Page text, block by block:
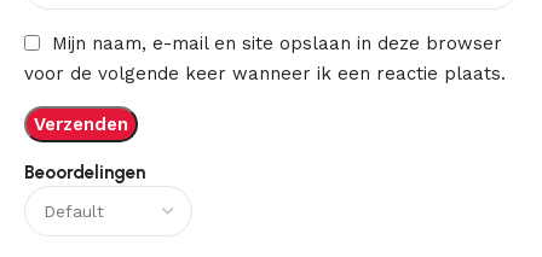
Beoordelingen
Mijn naam, e-mail en site opslaan in deze browser
voor de volgende keer wanneer ik een reactie plaats.